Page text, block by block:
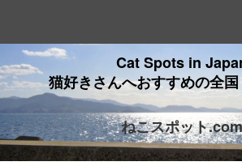
Cat Spots in
猫好きさんへおすすめの全
ねこスポット.com